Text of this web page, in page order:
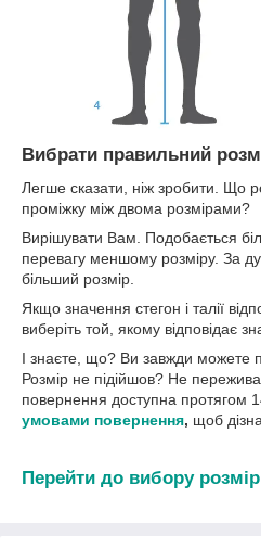
Вибрати правильний
Легше сказати, ніж зробити. Що
проміжку між двома розмірами?
Вирішувати Вам. Подобається
перевагу меншому розміру. За
більший розмір.
Якщо значення стегон і талії
виберіть той, якому відповідає
І знаєте, що? Ви завжди можете
Розмір не підійшов? Не
повернення доступна протягом
умовами повернення, щоб
Перейти до вибору